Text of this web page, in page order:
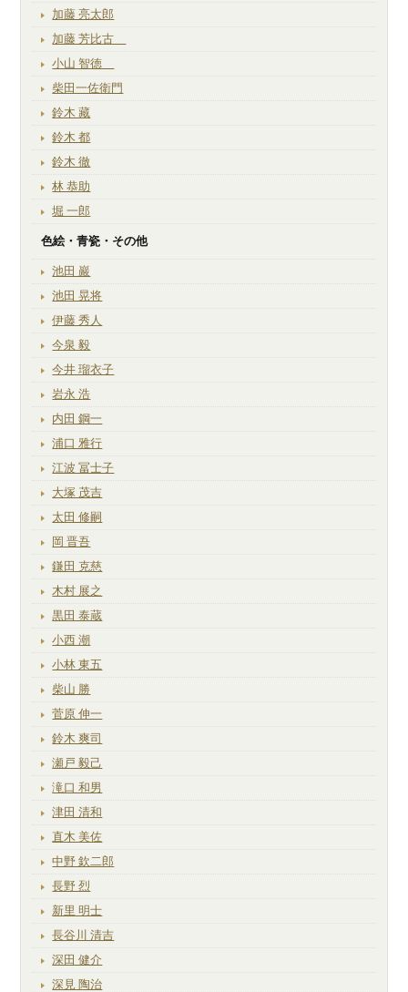
加藤 亮太郎
加藤 芳比古
小山 智徳
柴田一佐衛門
鈴木 藏
鈴木 都
鈴木 徹
林 恭助
堀 一郎
色絵・青瓷・その他
池田 巖
池田 晃将
伊藤 秀人
今泉 毅
今井 瑠衣子
岩永 浩
内田 鋼一
浦口 雅行
江波 冨士子
大塚 茂吉
太田 修嗣
岡 晋吾
鎌田 克慈
木村 展之
黒田 泰蔵
小西 潮
小林 東五
柴山 勝
菅原 伸一
鈴木 爽司
瀬戸 毅己
滝口 和男
津田 清和
直木 美佐
中野 欽二郎
長野 烈
新里 明士
長谷川 清吉
深田 健介
深見 陶治